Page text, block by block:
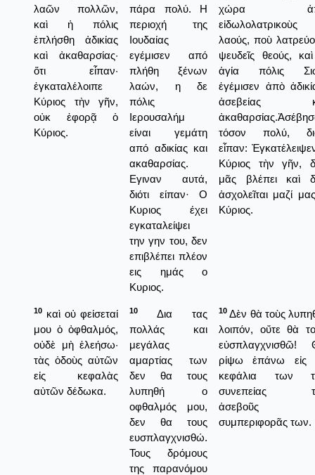
λαῶν πολλῶν,
καὶ ἡ πόλις
ἐπλήσθη ἀδικίας
καὶ ἀκαθαρσίας·
ὅτι εἶπαν·
ἐγκαταλέλοιπε
Κύριος τὴν γῆν,
οὐκ ἐφορᾷ ὁ
Κύριος.
πάρα πολύ. Η
περιοχή της
Ιουδαίας
εγέμισεν από
πλήθη ξένων
λαών, η δε
πόλις
Ιερουσαλήμ
είναι γεμάτη
από αδικίας και
ακαθαρσίας.
Εγιναν αυτά,
διότι είπαν· Ο
Κυριος έχει
εγκαταλείψει
την γην του, δεν
επιβλέπει πλέον
εις ημάς ο
Κυριος.
χώρα
εἰδωλολατρικοὺς
λαούς, ποὺ
ψευδεῖς θεούς,
ἁγία πόλις
ἐγέμισεν ἀπὸ
ἀσεβείας
τόσον πολύ,
εἶπαν:
Κύριος τὴν γῆν,
μᾶς βλέπει καὶ
ἀσχολεῖται μαζί
Κύριος.
10 καὶ οὐ φείσεταί
μου ὁ ὀφθαλμός,
οὐδὲ μὴ ἐλεήσω·
τὰς ὁδοὺς αὐτῶν
εἰς κεφαλὰς
αὐτῶν δέδωκα.
10
Δια τας
πολλάς και
μεγάλας
αμαρτίας των
δεν θα τους
λυπηθή ο
οφθαλμός μου,
δεν θα τους
ευσπλαγχνισθώ.
Τους δρόμους
της παρανόμου
10 Δὲν θὰ τοὺς
λοιπόν, οὔτε θὰ
εὐσπλαγχνισθῶ!
ρίψω ἐπάνω εἰς
κεφάλια των
συνεπείας
ἀσεβοῦς
συμπεριφορᾶς των.